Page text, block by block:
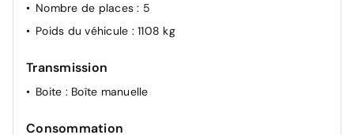
Nombre de places: 5
Poids du véhicule : 1108 kg
Transmission
Boite : Boîte manuelle
Consommation